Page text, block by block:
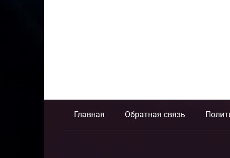
Главная Обратная связь